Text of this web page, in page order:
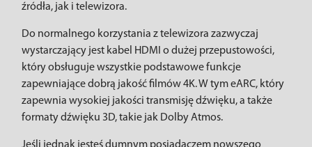
źródła, jak i telewizora.
Do normalnego korzystania z telewizora zazwyczaj
wystarczający jest kabel HDMI o dużej przepustowości,
który obsługuje wszystkie podstawowe funkcje
zapewniające dobrą jakość filmów 4K. W tym eARC, który
zapewnia wysokiej jakości transmisję dźwięku, a także
formaty dźwięku 3D, takie jak Dolby Atmos.